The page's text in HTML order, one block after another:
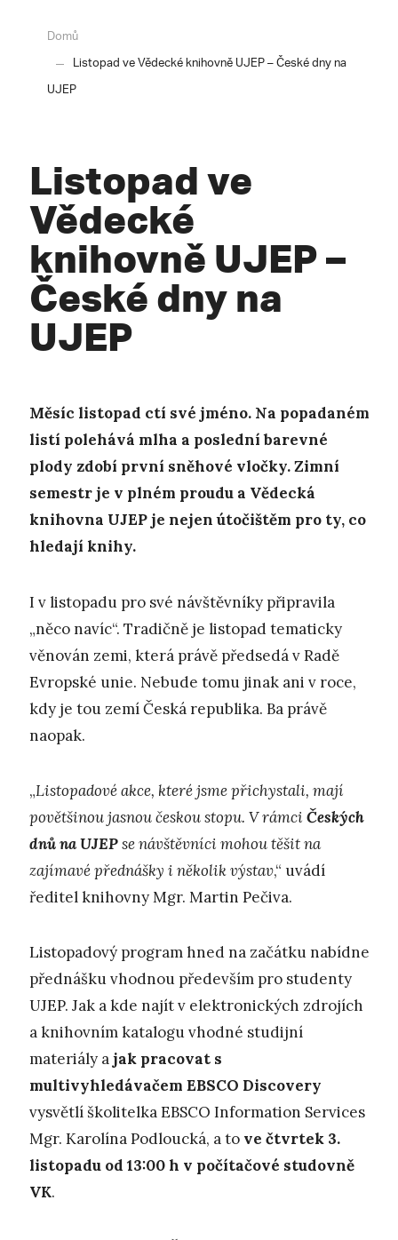
Domů
Listopad ve Vědecké knihovně UJEP – České dny na
UJEP
Listopad ve
Vědecké
knihovně UJEP –
České dny na
UJEP
Měsíc listopad ctí své jméno. Na popadaném
listí polehává mlha a poslední barevné
plody zdobí první sněhové vločky. Zimní
semestr je v plném proudu a Vědecká
knihovna UJEP je nejen útočištěm pro ty, co
hledají knihy.
I v listopadu pro své návštěvníky připravila
„něco navíc“. Tradičně je listopad tematicky
věnován zemi, která právě předsedá v Radě
Evropské unie. Nebude tomu jinak ani v roce,
kdy je tou zemí Česká republika. Ba právě
naopak.
„Listopadové akce, které jsme přichystali, mají
povětšinou jasnou českou stopu. V rámci Českých
dnů na UJEPse návštěvníci mohou těšit na
zajímavé přednášky i několik výstav,“ uvádí
ředitel knihovny Mgr. Martin Pečiva.
Listopadový program hned na začátku nabídne
přednášku vhodnou především pro studenty
UJEP. Jak a kde najít v elektronických zdrojích
a knihovním katalogu vhodné studijní
materiály ajak pracovat s
multivyhledávačem EBSCO Discovery
vysvětlí školitelka EBSCO Information Services
Mgr. Karolína Podloucká, a to ve čtvrtek 3.
listopadu od 13:00 h v počítačové studovně
VK.